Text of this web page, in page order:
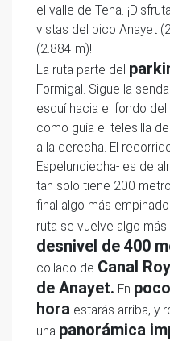
el valle de Tena.
vistas del pico Anayet
(2.884 m)!
La ruta parte del
Formigal. Sigue la
esquí hacia el fondo
como guía el telesilla
a la derecha. El
Espelunciecha- es de
tan solo tiene 200
final algo más
ruta se vuelve algo
desnivel de 400
collado de Canal
de Anayet. En
hora estarás arriba, y
una panorámica